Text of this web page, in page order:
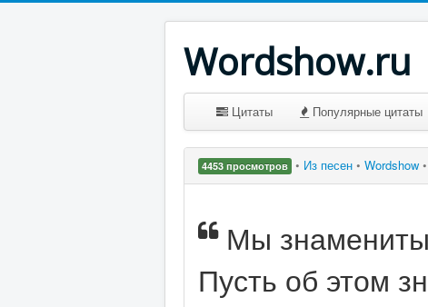
Wordshow.ru
Цитаты Популярные цитаты
4453 просмотров • Из песен • Wordshow •
Мы
Пусть об этом